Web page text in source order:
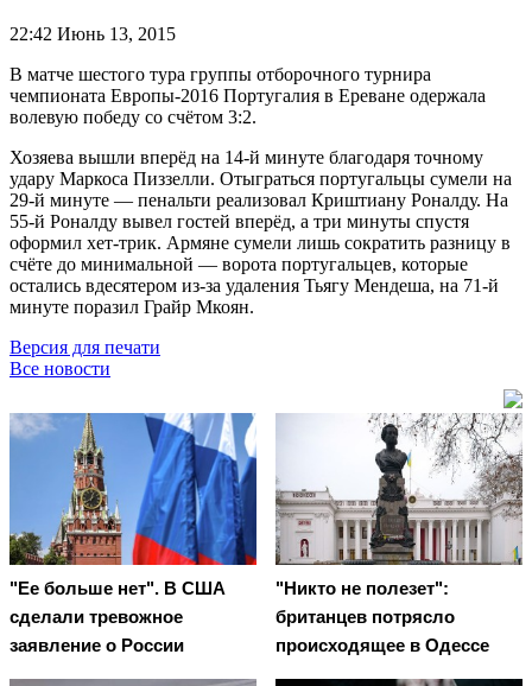
22:42 Июнь 13, 2015
В матче шестого тура группы отборочного турнира
чемпионата Европы-2016 Португалия в Ереване одержала
волевую победу со счётом 3:2.
Хозяева вышли вперёд на 14-й минуте благодаря точному
удару Маркоса Пиззелли. Отыграться португальцы сумели на
29-й минуте — пенальти реализовал Криштиану Роналду. На
55-й Роналду вывел гостей вперёд, а три минуты спустя
оформил хет-трик. Армяне сумели лишь сократить разницу в
счёте до минимальной — ворота португальцев, которые
остались вдесятером из-за удаления Тьягу Мендеша, на 71-й
минуте поразил Грайр Мкоян.
Версия для печати
Все новости
"Ее больше нет". В США
сделали тревожное
заявление о России
"Никто не полезет":
британцев потрясло
происходящее в Одессе